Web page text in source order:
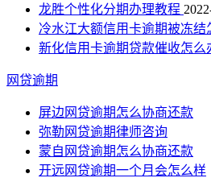
龙胜个性化分期办理教程
冷水江大额信用卡逾期被冻结
新化信用卡逾期贷款催收怎么
网贷逾期
屏边网贷逾期怎么协商还款
弥勒网贷逾期律师咨询
蒙自网贷逾期怎么协商还款
开远网贷逾期一个月会怎么样